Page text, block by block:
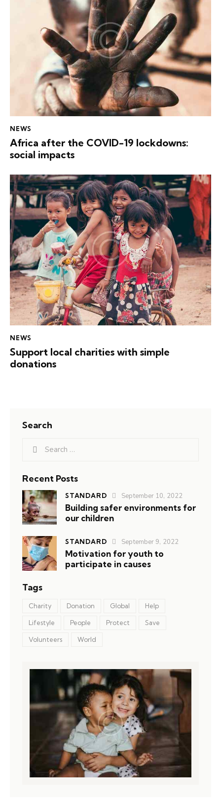
NEWS
Africa after the COVID-19 lockdowns:
social impacts
NEWS
Support local charities with simple
donations
Search
Recent Posts
STANDARD September 10, 2022
Building safer environments for
our children
STANDARD September 9, 2022
Motivation for youth to
participate in causes
Tags
Charity Donation Global Help
Lifestyle People Protect Save
Volunteers World